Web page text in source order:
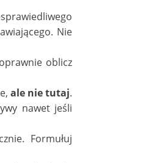
Nie
oblicz
ale nie tutaj.
nawet jeśli
Formułuj